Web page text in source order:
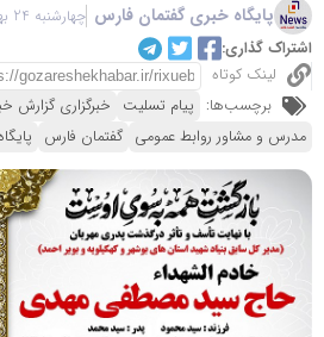
پایگاه خبری گفتمان فارس چهارشنبه 24 بهمن 1403 - 18:53
اشتراک گذاری:
لینک کوتاه
برچسب‌ها: پیام تسلیت خبرگزاری گزارش
مدرس و مشاور روابط عمومی گفتمان فارس